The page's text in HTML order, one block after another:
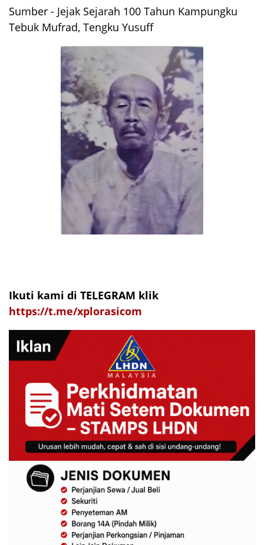
Sumber - Jejak Sejarah 100 Tahun Kampungku
Tebuk Mufrad, Tengku Yusuff
Ikuti kami di TELEGRAM klik
https://t.me/xplorasicom